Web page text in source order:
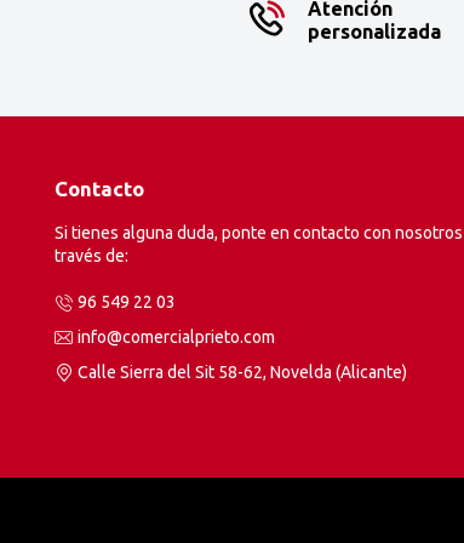
Atención
personalizada
Contacto
Si tienes alguna duda, ponte en contacto con nosotros
través de:
96 549 22 03
info@comercialprieto.com
Calle Sierra del Sit 58-62, Novelda (Alicante)